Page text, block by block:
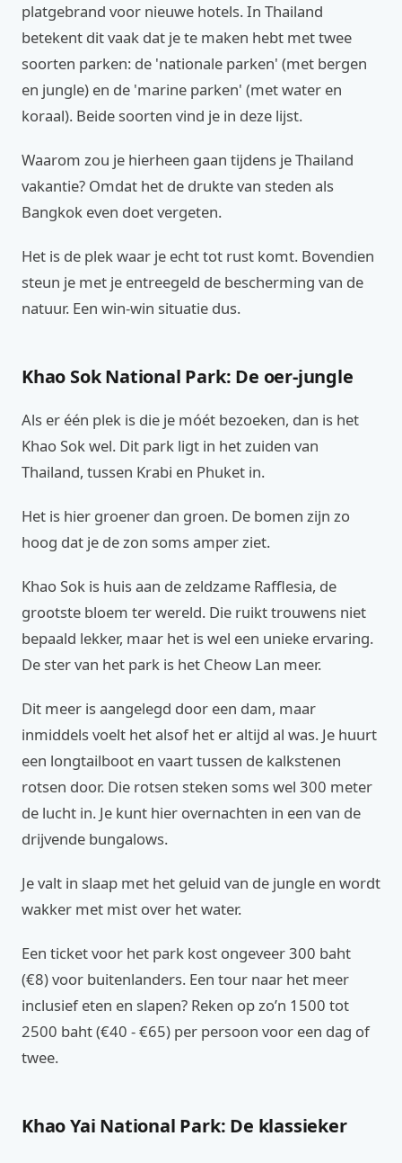
platgebrand voor nieuwe hotels. In Thailand
betekent dit vaak dat je te maken hebt met twee
soorten parken: de 'nationale parken' (met bergen
en jungle) en de 'marine parken' (met water en
koraal). Beide soorten vind je in deze lijst.
Waarom zou je hierheen gaan tijdens je Thailand
vakantie? Omdat het de drukte van steden als
Bangkok even doet vergeten.
Het is de plek waar je echt tot rust komt. Bovendien
steun je met je entreegeld de bescherming van de
natuur. Een win-win situatie dus.
Khao Sok National Park: De oer-jungle
Als er één plek is die je móét bezoeken, dan is het
Khao Sok wel. Dit park ligt in het zuiden van
Thailand, tussen Krabi en Phuket in.
Het is hier groener dan groen. De bomen zijn zo
hoog dat je de zon soms amper ziet.
Khao Sok is huis aan de zeldzame Rafflesia, de
grootste bloem ter wereld. Die ruikt trouwens niet
bepaald lekker, maar het is wel een unieke ervaring.
De ster van het park is het Cheow Lan meer.
Dit meer is aangelegd door een dam, maar
inmiddels voelt het alsof het er altijd al was. Je huurt
een longtailboot en vaart tussen de kalkstenen
rotsen door. Die rotsen steken soms wel 300 meter
de lucht in. Je kunt hier overnachten in een van de
drijvende bungalows.
Je valt in slaap met het geluid van de jungle en wordt
wakker met mist over het water.
Een ticket voor het park kost ongeveer 300 baht
(€8) voor buitenlanders. Een tour naar het meer
inclusief eten en slapen? Reken op zo’n 1500 tot
2500 baht (€40 - €65) per persoon voor een dag of
twee.
Khao Yai National Park: De klassieker